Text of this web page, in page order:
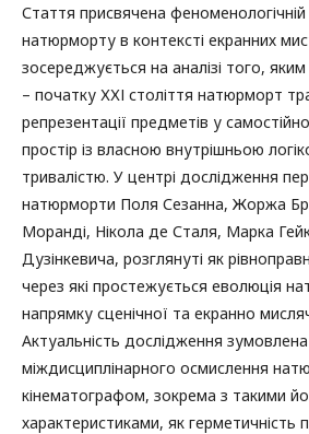
Стаття присвячена феноменологічній
натюрморту в контексті екранних
зосереджується на аналізі того,
– початку ХХІ століття натюрморт
репрезентації предметів у
простір із власною внутрішньою
тривалістю. У центрі дослідження
натюрморти Поля Сезанна, Жоржа
Моранді, Нікола де Сталя, Марка
Дузінкевича, розглянуті як
через які простежується еволюція
напрямку сценічної та екранно
Актуальність дослідження
міждисциплінарного осмислення
кінематографом, зокрема з такими
характеристиками, як герметичність